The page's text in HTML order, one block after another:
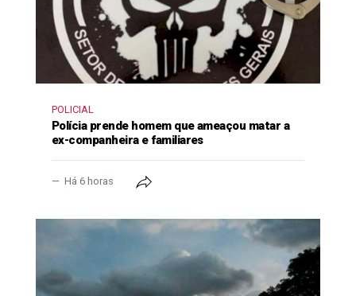
POLICIAL
Polícia prende homem que ameaçou matar a
ex-companheira e familiares
Há 6 horas